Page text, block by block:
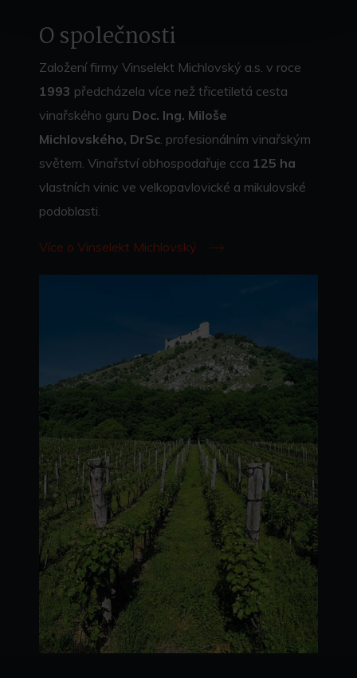
O společnosti
Založení firmy Vinselekt Michlovský a.s. v roce
1993 předcházela více než třicetiletá cesta
vinařského guru Doc. Ing. Miloše
Michlovského, DrSc. profesionálním vinařským
světem. Vinařství obhospodařuje cca 125 ha
vlastních vinic ve velkopavlovické a mikulovské
podoblasti.
Více o Vinselekt Michlovský